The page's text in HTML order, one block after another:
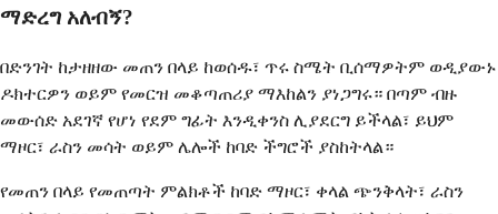
ማድረግ አለብኝ?
በድንገት ከታዘዘው መጠን በላይ ከወሰዱ፣ ጥሩ ስሜት ቢሰማዎትም ወዲያውኑ
ዶክተርዎን ወይም የመርዝ መቆጣጠሪያ ማእከልን ያነጋግሩ። በጣም ብዙ
መውሰድ አደገኛ የሆነ የደም ግፊት እንዲቀንስ ሊያደርግ ይችላል፣ ይህም
ማዞር፣ ራስን መሳት ወይም ሌሎች ከባድ ችግሮች ያስከትላል።
የመጠን በላይ የመጠጣት ምልክቶች ከባድ ማዞር፣ ቀላል ጭንቅላት፣ ራስን